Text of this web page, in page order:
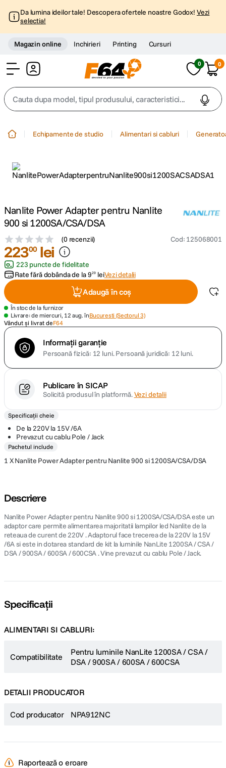
Da lumina ideilor tale! Descopera ofertele noastre Godox! Vezi
selectia!
Magazin online Inchirieri Printing Cursuri
0 0
Cauta dupa model, tipul produsului, caracteristici...
2 trepied
4 peak design
5. canon sx740 hs
6. lavaliera
8. card memorie
9. dji mic mini
10. dji osmo
Echipamente de studio Alimentari si cabluri
Nanlite Power Adapter pentru Nanlite
900 si 1200SA/CSA/DSA
(0 recenzii) Cod: 125068001
22300 lei
223 puncte de fidelitate
Rate fără dobânda de la929 leiVezi detalii
Adaugă în coș
În stoc de la furnizor
Livrare: de miercuri, 12 aug. înBucuresti (Sectorul 3)
Vândut și livrat deF64
Informații garanție
Persoană fizică: 12 luni.Persoană juridică: 12 luni.
Publicare în SICAP
Solicită produsul în platformă.Vezi detalii
Specificații cheie
De la 220V la 15V /6A
Prevazut cu cablu Pole / Jack
Pachetul include
1 X Nanlite Power Adapter pentru Nanlite 900 si 1200SA/CSA/DSA
Descriere
Nanlite Power Adapter pentru Nanlite 900 si 1200SA/CSA/DSA este un
adaptor care permite alimentarea majoritatii lampilor led Nanlite de la
reteaua de curent de 220V . Adaptorul face trecerea de la 220V la 15V
/6A si este in dotarea standard de kit la luminile NanLite 1200SA / CSA /
DSA / 900SA / 600SA / 600CSA . Vine prevazut cu cablu Pole / Jack.
Specificații
ALIMENTARI SI CABLURI:
Compatibilitate
Pentru luminile NanLite 1200SA / CSA /
DSA / 900SA / 600SA / 600CSA
DETALII PRODUCATOR
Cod producator NPA912NC
Raportează o eroare